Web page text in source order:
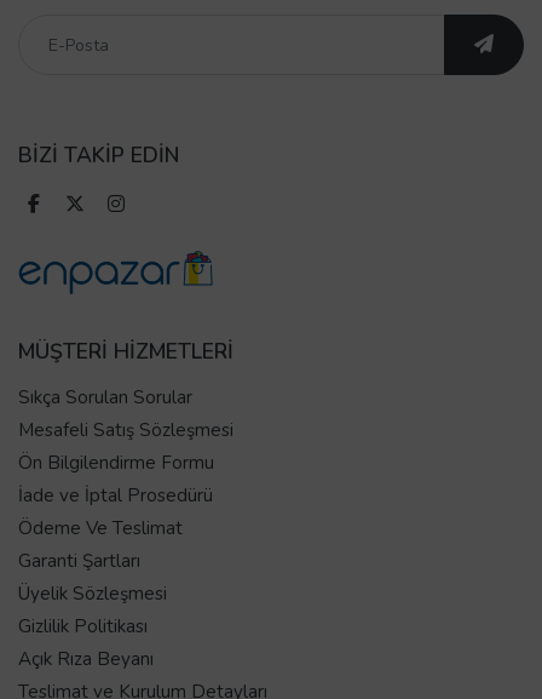
BİZİ TAKİP EDİN
MÜŞTERİ HİZMETLERİ
Sıkça Sorulan Sorular
Mesafeli Satış Sözleşmesi
Ön Bilgilendirme Formu
İade ve İptal Prosedürü
Ödeme Ve Teslimat
Garanti Şartları
Üyelik Sözleşmesi
Gizlilik Politikası
Açık Rıza Beyanı
Teslimat ve Kurulum Detayları